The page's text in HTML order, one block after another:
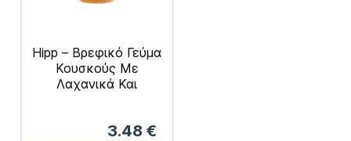
Hipp – Βρεφικό Γεύμα
Κουσκούς Με
Λαχανικά Και
220gr3.48 €